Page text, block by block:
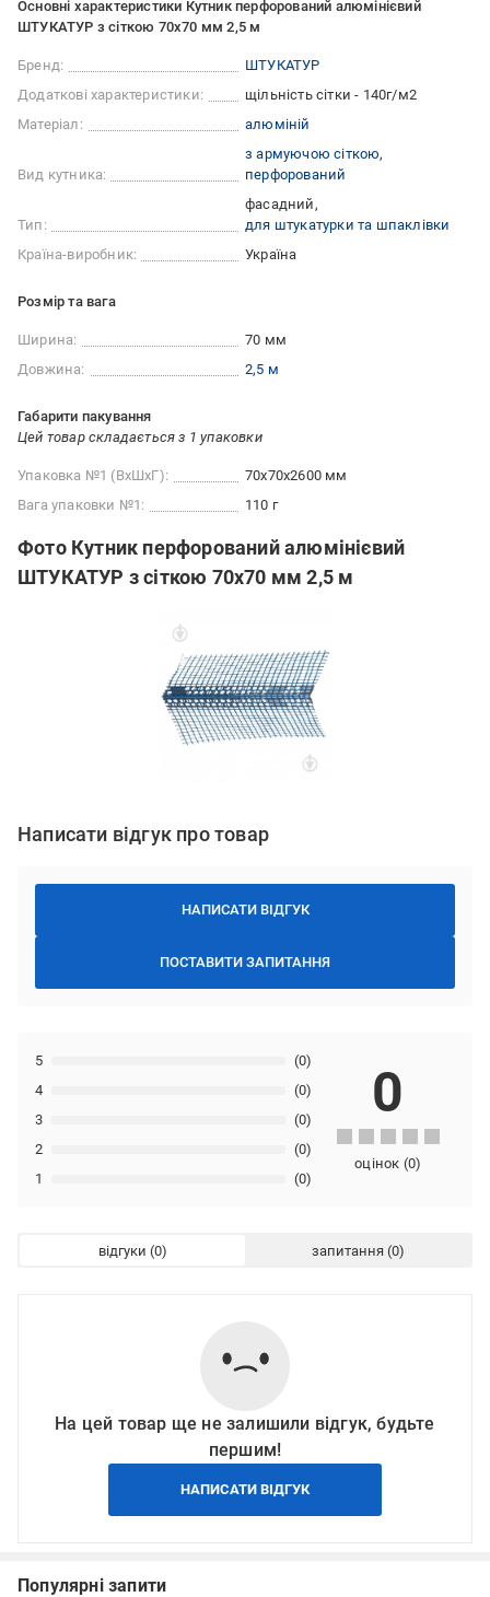
Основні характеристики Кутник перфорований алюмінієвий
ШТУКАТУР з сіткою 70х70 мм 2,5 м
Бренд:
ШТУКАТУР
Додаткові характеристики:
щільність сітки - 140г/м2
Матеріал:
алюміній
Вид кутника:
з армуючою сіткою
перфорований
Тип:
фасадний
для штукатурки та шпаклівки
Країна-виробник:
Україна
Розмір та вага
Ширина:
70 мм
Довжина:
2,5 м
Габарити пакування
Цей товар складається з 1 упаковки
Упаковка №1 (ВхШхГ):
70x70x2600 мм
Вага упаковки №1:
110 г
Фото Кутник перфорований алюмінієвий
ШТУКАТУР з сіткою 70х70 мм 2,5 м
Написати відгук про товар
НАПИСАТИ ВІДГУК
ПОСТАВИТИ ЗАПИТАННЯ
1 (0)
2 (0)
3 (0)
4 (0)
5 (0)
0
оцінок (0)
відгуки запитання
На цей товар ще не залишили відгук, будьте
першим!
НАПИСАТИ ВІДГУК
Популярні запити